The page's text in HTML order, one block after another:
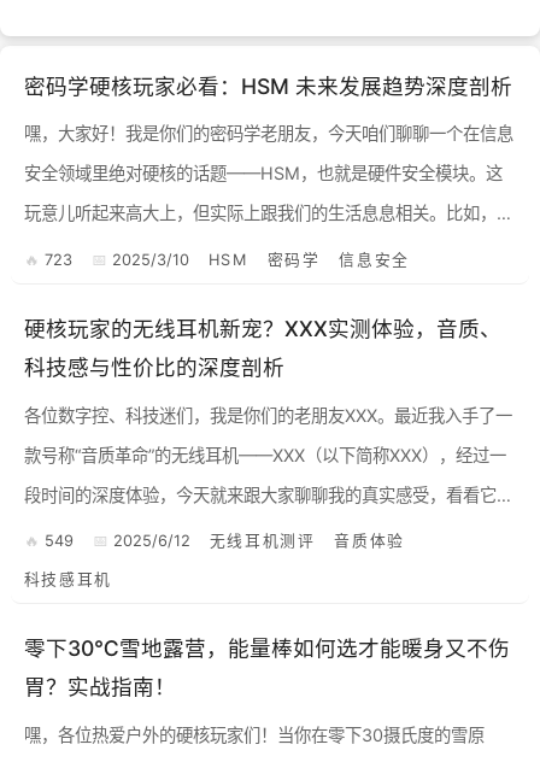
密码学硬核玩家必看：HSM 未来发展趋势深度剖析
嘿，大家好！我是你们的密码学老朋友，今天咱们聊聊一个在信息
安全领域里绝对硬核的话题——HSM，也就是硬件安全模块。这
玩意儿听起来高大上，但实际上跟我们的生活息息相关。比如，你
每次网上支付、登录账号，背后都有 HSM 在默默守护着你的数据
723 2025/3/10 HSM 密码学 信息安全
硬核玩家的无线耳机新宠？XXX实测体验，音质、
科技感与性价比的深度剖析
各位数字控、科技迷们，我是你们的老朋友XXX。最近我入手了一
款号称“音质革命”的无线耳机——XXX（以下简称XXX），经过一
段时间的深度体验，今天就来跟大家聊聊我的真实感受，看看它是
否真的能满足我们这些对音质和科技感都有着极致追求的“硬核...
549 2025/6/12 无线耳机测评 音质体验
科技感耳机
零下30℃雪地露营，能量棒如何选才能暖身又不伤
胃？实战指南！
嘿，各位热爱户外的硬核玩家们！当你在零下30摄氏度的雪原